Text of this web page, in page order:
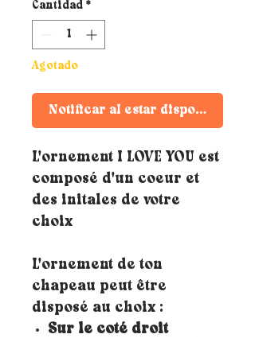
Cantidad *
Agotado
Notificar al estar disponible
L'ornement I LOVE YOU est
composé d'un coeur et
des initales de votre
choix
L'ornement de ton
chapeau peut être
disposé au choix :
Sur le coté droit